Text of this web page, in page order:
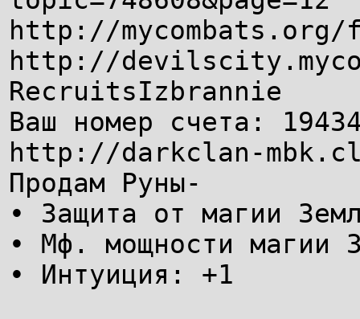
http://mycombats.org/
http://
RecruitsIzbrannie
Ваш номер счета:
http://darkclan-
Продам Руны-
• Защита от магии
• Мф. мощности магии
• Интуиция: +1